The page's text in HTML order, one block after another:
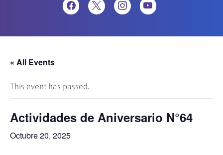
« All Events
This event has passed.
Actividades de Aniversario N°64
Octubre 20, 2025